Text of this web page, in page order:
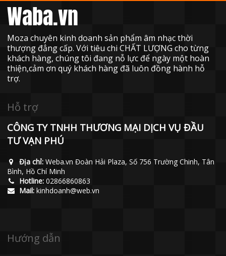
Waba.vn
Moza chuyên kinh doanh sản phẩm âm nhạc thời
thượng đẳng cấp. Với tiêu chi CHẤT LƯỢNG cho từng
khách hàng, chúng tôi đang nỗ lực để ngày một hoàn
thiện,cảm ơn quý khách hàng đã luôn đồng hành hỗ
trợ.
Hỗ trợ
CÔNG TY TNHH THƯƠNG MẠI DỊCH VỤ ĐẦU
TƯ VẠN PHÚ
Địa chỉ:Weba.vn Đoàn Hải Plaza, Số 756 Trường Chinh, Tân
Bình, Hồ Chí Minh
Hotline: 02866860863
Mail: kinhdoanh@web.vn
Hướng dẫn